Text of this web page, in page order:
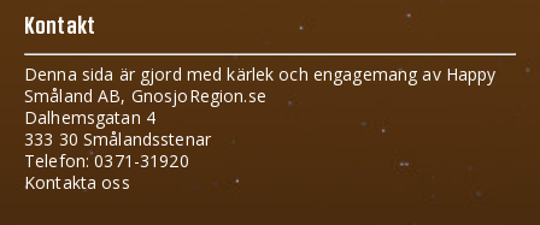
Kontakt
Denna sida är gjord med kärlek och engagemang av Happy
Småland AB, GnosjoRegion.se
Dalhemsgatan 4
333 30 Smålandsstenar
Telefon: 0371-31920
Kontakta oss